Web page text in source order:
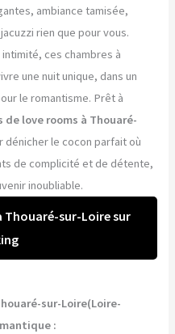
ambiance tamisée,
rien que pour vous.
ces chambres à
une nuit unique, dans un
le romantisme. Prêt à
love rooms à Thouaré-
dénicher le cocon parfait où
de complicité et de détente,
inoubliable.
Thouaré-sur-Loire sur
sur-Loire(Loire-
: